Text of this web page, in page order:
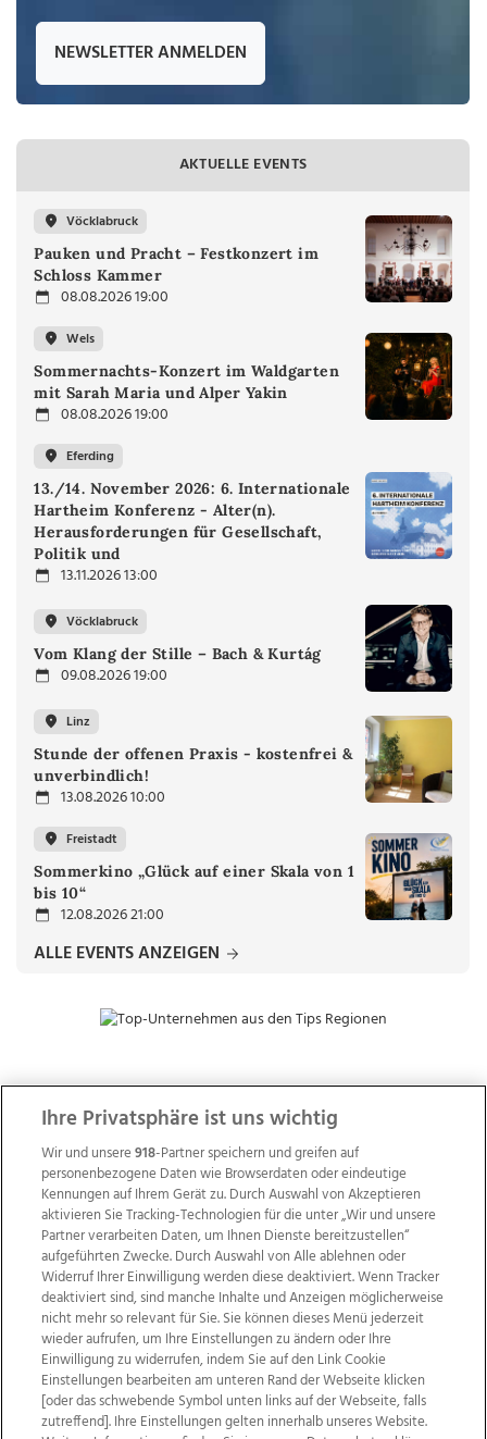
NEWSLETTER ANMELDEN
AKTUELLE EVENTS
Vöcklabruck
Pauken und Pracht – Festkonzert im
Schloss Kammer
08.08.2026 19:00
Wels
Sommernachts-Konzert im Waldgarten
mit Sarah Maria und Alper Yakin
08.08.2026 19:00
Eferding
13./14. November 2026: 6. Internationale
Hartheim Konferenz - Alter(n).
Herausforderungen für Gesellschaft,
Politik und
13.11.2026 13:00
Vöcklabruck
Vom Klang der Stille – Bach & Kurtág
09.08.2026 19:00
Linz
Stunde der offenen Praxis - kostenfrei &
unverbindlich!
13.08.2026 10:00
Freistadt
Sommerkino „Glück auf einer Skala von 1
bis 10“
12.08.2026 21:00
ALLE EVENTS ANZEIGEN
ZUR NACHRICHTENÜBERSICHT
Wir über uns Mediadaten Kontakt
Jobs
Datenschutz
Impressum
AGB Anzeigekunden
Ihre Privatsphäre ist uns wichtig
Wir und unsere918-Partner speichern und greifen auf
personenbezogene Daten wie Browserdaten oder eindeutige
Kennungen auf Ihrem Gerät zu. Durch Auswahl von Akzeptieren
aktivieren Sie Tracking-Technologien für die unter „Wir und unsere
Partner verarbeiten Daten, um Ihnen Dienste bereitzustellen“
aufgeführten Zwecke. Durch Auswahl von Alle ablehnen oder
Widerruf Ihrer Einwilligung werden diese deaktiviert. Wenn Tracker
deaktiviert sind, sind manche Inhalte und Anzeigen möglicherweise
nicht mehr so relevant für Sie. Sie können dieses Menü jederzeit
wieder aufrufen, um Ihre Einstellungen zu ändern oder Ihre
Einwilligung zu widerrufen, indem Sie auf den Link Cookie
Einstellungen bearbeiten am unteren Rand der Webseite klicken
[oder das schwebende Symbol unten links auf der Webseite, falls
zutreffend]. Ihre Einstellungen gelten innerhalb unseres Website.